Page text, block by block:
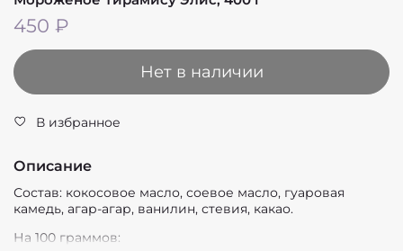
450 ₽
Нет в наличии
В избранное
Описание
Состав: кокосовое масло, соевое масло, гуаровая
камедь, агар-агар, ванилин, стевия, какао.
На 100 граммов: